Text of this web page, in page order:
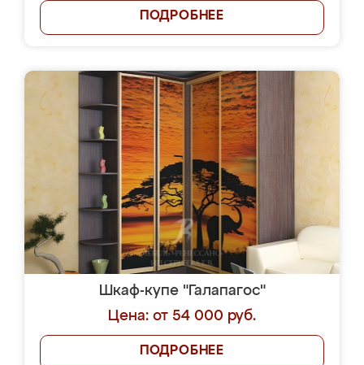
ПОДРОБНЕЕ
Шкаф-купе "Галапагос"
Цена: от 54 000 руб.
ПОДРОБНЕЕ